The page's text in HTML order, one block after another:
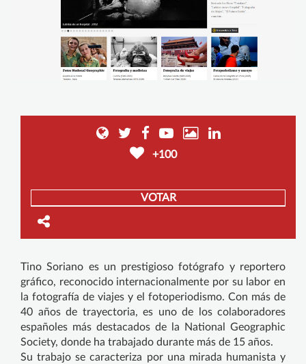
+100
VOTAR
Tino Soriano es un prestigioso fotógrafo y reportero
gráfico, reconocido internacionalmente por su labor en
la fotografía de viajes y el fotoperiodismo. Con más de
40 años de trayectoria, es uno de los colaboradores
españoles más destacados de la National Geographic
Society, donde ha trabajado durante más de 15 años.
Su trabajo se caracteriza por una mirada humanista y